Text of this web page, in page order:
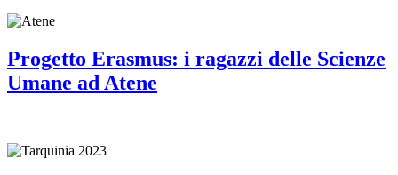
Progetto Erasmus: i ragazzi delle Scienze
Umane ad Atene